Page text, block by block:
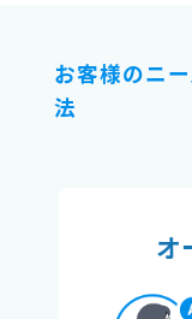
お客様のニ
法
オ